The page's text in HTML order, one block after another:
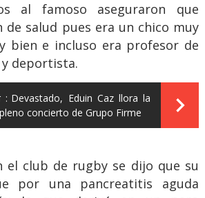
al famoso aseguraron que
de salud pues era un chico muy
bien e incluso era profesor de
y deportista.
: Devastado, Eduin Caz llora la
concierto de Grupo Firme
el club de rugby se dijo que su
por una pancreatitis aguda